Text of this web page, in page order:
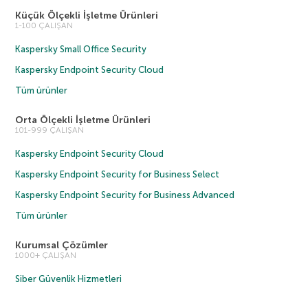
Küçük Ölçekli İşletme Ürünleri
1-100 ÇALIŞAN
Kaspersky Small Office Security
Kaspersky Endpoint Security Cloud
Tüm ürünler
Orta Ölçekli İşletme Ürünleri
101-999 ÇALIŞAN
Kaspersky Endpoint Security Cloud
Kaspersky Endpoint Security for Business Select
Kaspersky Endpoint Security for Business Advanced
Tüm ürünler
Kurumsal Çözümler
1000+ ÇALIŞAN
Siber Güvenlik Hizmetleri